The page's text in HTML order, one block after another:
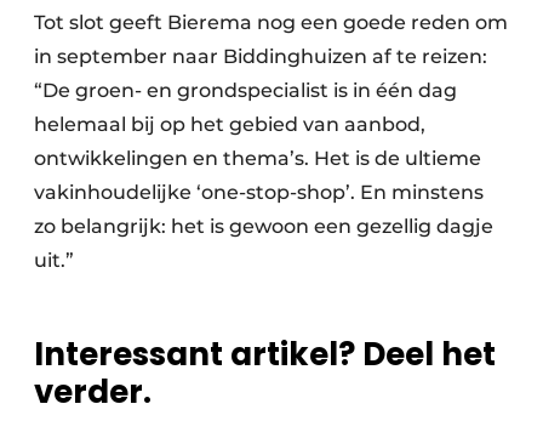
Tot slot geeft Bierema nog een goede reden om
in september naar Biddinghuizen af te reizen:
“De groen- en grondspecialist is in één dag
helemaal bij op het gebied van aanbod,
ontwikkelingen en thema’s. Het is de ultieme
vakinhoudelijke ‘one-stop-shop’. En minstens
zo belangrijk: het is gewoon een gezellig dagje
uit.”
Interessant artikel? Deel het
verder.